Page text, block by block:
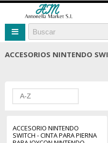
ACCESORIOS NINTENDO
A-Z
ACCESORIO NINTENDO
SWITCH - CINTA PARA PIERNA